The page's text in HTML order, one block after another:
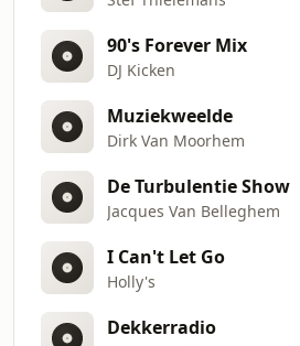
90's Forever Mix
DJ Kicken
Muziekweelde
Dirk Van Moorhem
De Turbulentie Show
Jacques Van Belleghem
I Can't Let Go
Holly's
Dekkerradio